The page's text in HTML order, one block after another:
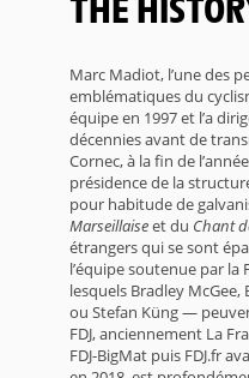
Marc Madiot, l’une des
emblématiques du
équipe en 1997 et l’a
décennies avant de
Cornec, à la fin de
présidence de la
pour habitude de
Marseillaiseet du Chant
étrangers qui se sont
l’équipe soutenue par la
lesquels Bradley
ou Stefan Küng —
FDJ, anciennement La
FDJ-BigMat puis FDJ.fr